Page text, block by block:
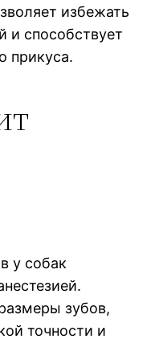
избежать
и способствует
прикуса.
у собак
зубов,
точности и